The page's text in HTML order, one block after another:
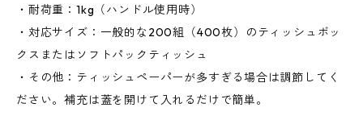
・耐荷重：1kg（ハンドル使用時）
・対応サイズ：一般的な200組（400枚）のティッシュボッ
クスまたはソフトパックティッシュ
・その他：ティッシュペーパーが多すぎる場合は調節してく
ださい。補充は蓋を開けて入れるだけで簡単。